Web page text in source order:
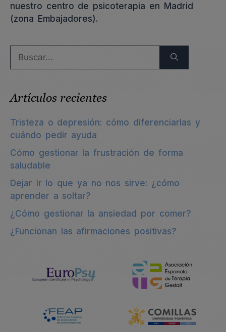
nuestro centro de psicoterapia en Madrid
(zona Embajadores).
Artículos recientes
Tristeza o depresión: cómo diferenciarlas y
cuándo pedir ayuda
Cómo gestionar la frustración de forma
saludable
Dejar ir lo que ya no nos sirve: ¿cómo
aprender a soltar?
¿Cómo gestionar la ansiedad por comer?
¿Funcionan las afirmaciones positivas?